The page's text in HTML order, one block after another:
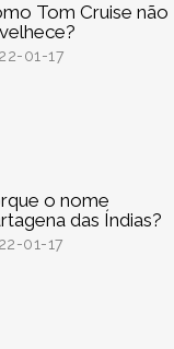
Tom Cruise não
01-17
o nome
das Índias?
01-17